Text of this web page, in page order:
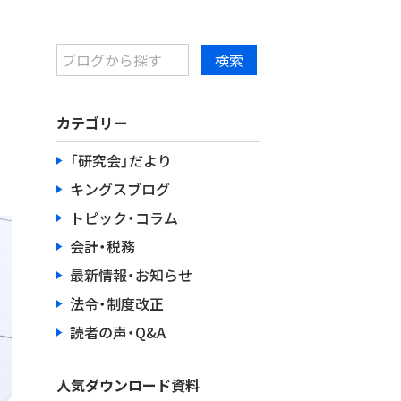
カテゴリー
「研究会」だより
キングスブログ
トピック・コラム
会計・税務
最新情報・お知らせ
法令・制度改正
読者の声・Q&A
人気ダウンロード資料